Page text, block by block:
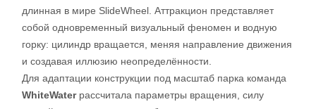
длинная в мире SlideWheel. Аттракцион представляет
собой одновременный визуальный феномен и водную
горку: цилиндр вращается, меняя направление движения
и создавая иллюзию неопределённости.
Для адаптации конструкции под масштаб парка команда
WhiteWaterрассчитала параметры вращения, силу